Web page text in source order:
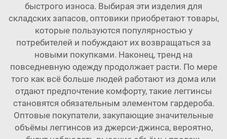
быстрого износа. Выбирая эти изделия для
складских запасов, оптовики приобретают товары,
которые пользуются популярностью у
потребителей и побуждают их возвращаться за
новыми покупками. Наконец, тренд на
повседневную одежду продолжает расти. По мере
того как всё больше людей работают из дома или
отдают предпочтение комфорту, такие леггинсы
становятся обязательным элементом гардероба.
Оптовые покупатели, закупающие значительные
объёмы леггинсов из джерси-джинса, вероятно,